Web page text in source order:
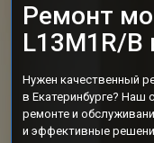
Ремонт
L13M1R/B
Нужен качественный
в Екатеринбурге? Наш
ремонте и
и эффективные